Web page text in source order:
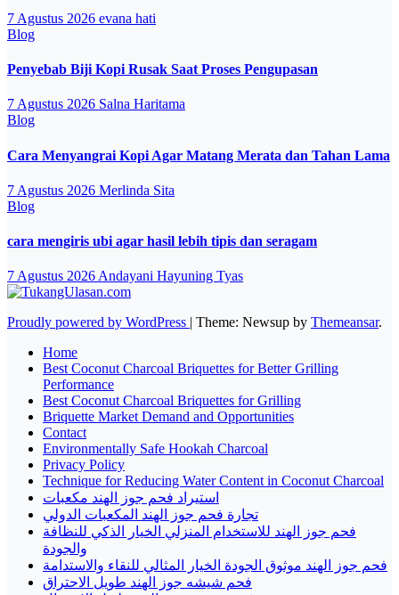
7 Agustus 2026 evana hati
Blog
Penyebab Biji Kopi Rusak Saat Proses Pengupasan
7 Agustus 2026 Salna Haritama
Blog
Cara Menyangrai Kopi Agar Matang Merata dan Tahan Lama
7 Agustus 2026 Merlinda Sita
Blog
cara mengiris ubi agar hasil lebih tipis dan seragam
7 Agustus 2026 Andayani Hayuning Tyas
Proudly powered by WordPress | Theme: Newsup by Themeansar.
Home
Best Coconut Charcoal Briquettes for Better Grilling
Performance
Best Coconut Charcoal Briquettes for Grilling
Briquette Market Demand and Opportunities
Contact
Environmentally Safe Hookah Charcoal
Privacy Policy
Technique for Reducing Water Content in Coconut Charcoal
استيراد فحم جوز الهند مكعبات
تجارة فحم جوز الهند المكعبات الدولي
فحم جوز الهند للاستخدام المنزلي الخيار الذكي للنظافة
والجودة
فحم جوز الهند موثوق الجودة الخيار المثالي للنقاء والاستدامة
فحم شيشه جوز الهند طويل الاحتراق